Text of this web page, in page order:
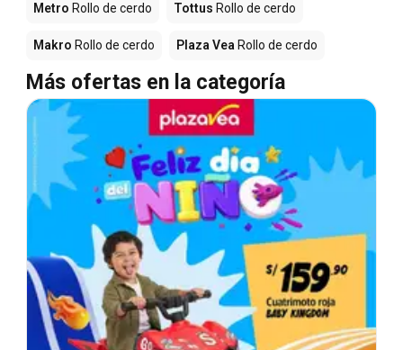
Metro Rollo de cerdo Tottus Rollo de cerdo
Makro Rollo de cerdo Plaza Vea Rollo de cerdo
Más ofertas en la categoría